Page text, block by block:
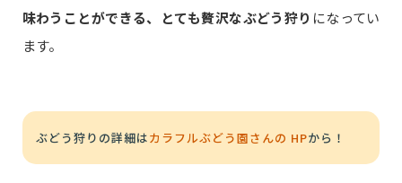
味わうことができる、とても贅沢なぶどう狩り になってい
ます。
ぶどう狩りの詳細はカラフルぶどう園さんの HPから！